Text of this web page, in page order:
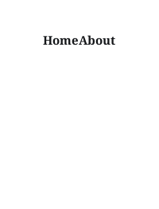
HomeAbout